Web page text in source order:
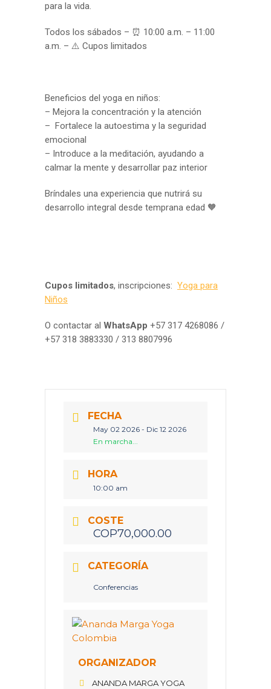
para la vida.
Todos los sábados – ⏰ 10:00 a.m. – 11:00
a.m. – ⚠️ Cupos limitados
Beneficios del yoga en niños:
– Mejora la concentración y la atención
– Fortalece la autoestima y la seguridad
emocional
– Introduce a la meditación, ayudando a
calmar la mente y desarrollar paz interior
Bríndales una experiencia que nutrirá su
desarrollo integral desde temprana edad 🧡
Cupos limitados, inscripciones: Yoga para
Niños
O contactar al WhatsApp +57 317 4268086 /
+57 318 3883330 / 313 8807996
FECHA
May 02 2026 - Dic 12 2026
En marcha...
HORA
10:00 am
COSTE
COP70,000.00
CATEGORÍA
Conferencias
ORGANIZADOR
ANANDA MARGA YOGA